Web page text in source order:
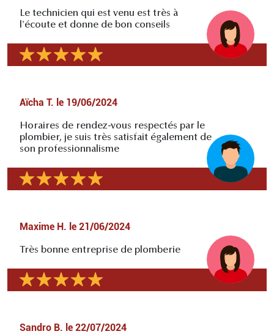
Le technicien qui est venu est très à
l'écoute et donne de bon conseils
Aïcha T. le 19/06/2024
Horaires de rendez-vous respectés par le
plombier, je suis très satisfait également de
son professionnalisme
Maxime H. le 21/06/2024
Très bonne entreprise de plomberie
Sandro B. le 22/07/2024